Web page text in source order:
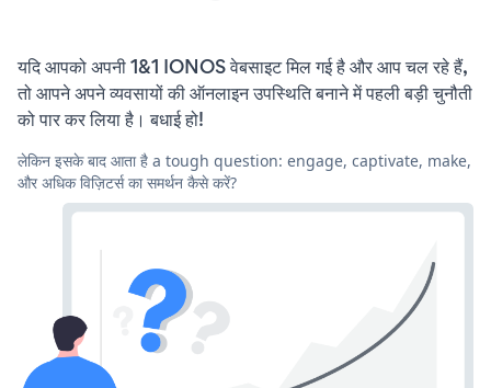
यदि आपको अपनी 1&1 IONOS वेबसाइट मिल गई है और आप चल रहे हैं,
तो आपने अपने व्यवसायों की ऑनलाइन उपस्थिति बनाने में पहली बड़ी चुनौती
को पार कर लिया है। बधाई हो!
लेकिन इसके बाद आता है a tough question: engage, captivate, make,
और अधिक विज़िटर्स का समर्थन कैसे करें?